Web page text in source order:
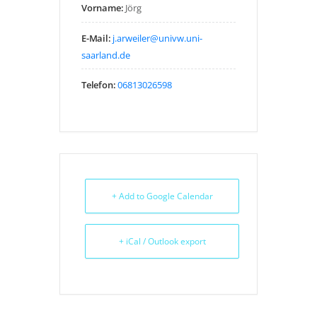
Vorname: Jörg
E-Mail: j.arweiler@univw.uni-
saarland.de
Telefon:06813026598
+ Add to Google Calendar
+ iCal / Outlook export